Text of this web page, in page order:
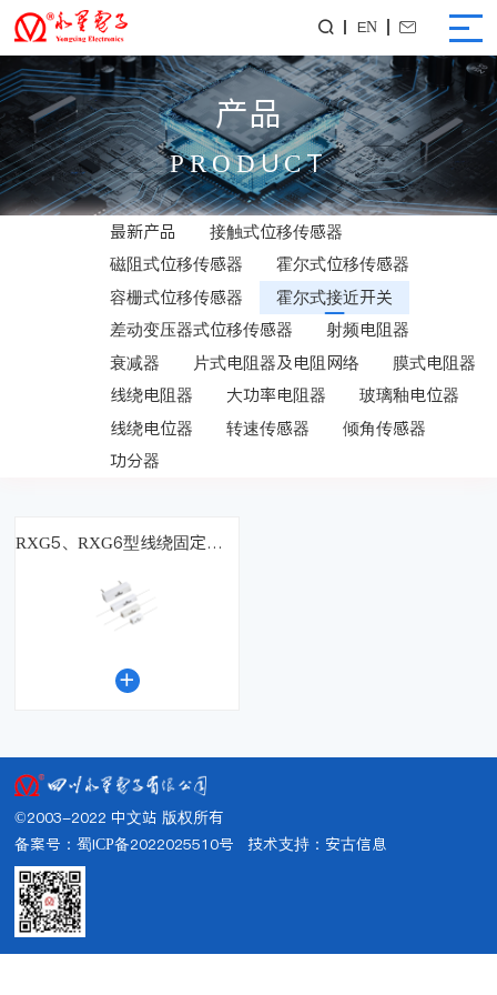
 EN 
产品
PRODUCT
最新产品
接触式位移传感器
磁阻式位移传感器
霍尔式位移传感器
容栅式位移传感器
霍尔式接近开关
差动变压器式位移传感器
射频电阻器
衰减器
片式电阻器及电阻网络
膜式电阻器
线绕电阻器
大功率电阻器
玻璃釉电位器
线绕电位器
转速传感器
倾角传感器
功分器
RXG5、RXG6型线绕固定电阻器

©2003-2022 中文站 版权所有
备案号：蜀ICP备2022025510号 技术支持： 安古信息